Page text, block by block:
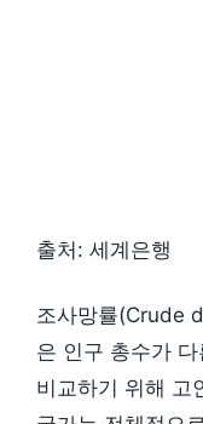
출처: 세계은행
조사망률(Crude
은 인구 총수가
비교하기 위해 고